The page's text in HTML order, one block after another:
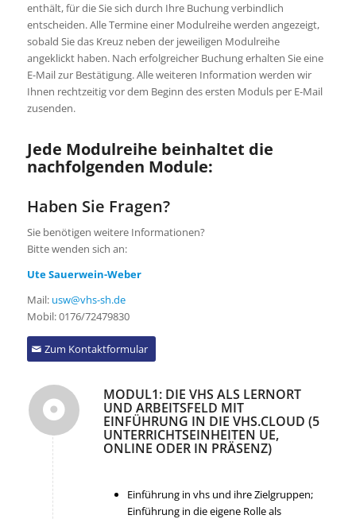
enthält, für die Sie sich durch Ihre Buchung verbindlich
entscheiden. Alle Termine einer Modulreihe werden angezeigt,
sobald Sie das Kreuz neben der jeweiligen Modulreihe
angeklickt haben. Nach erfolgreicher Buchung erhalten Sie eine
E-Mail zur Bestätigung. Alle weiteren Information werden wir
Ihnen rechtzeitig vor dem Beginn des ersten Moduls per E-Mail
zusenden.
Jede Modulreihe beinhaltet die
nachfolgenden Module:
Haben Sie Fragen?
Sie benötigen weitere Informationen?
Bitte wenden sich an:
Ute Sauerwein-Weber
Mail: usw@vhs-sh.de
Mobil: 0176/72479830
Zum Kontaktformular
MODUL1: DIE VHS ALS LERNORT
UND ARBEITSFELD MIT
EINFÜHRUNG IN DIE VHS.CLOUD (5
UNTERRICHTSEINHEITEN UE,
ONLINE ODER IN PRÄSENZ)
Einführung in vhs und ihre Zielgruppen;
Einführung in die eigene Rolle als